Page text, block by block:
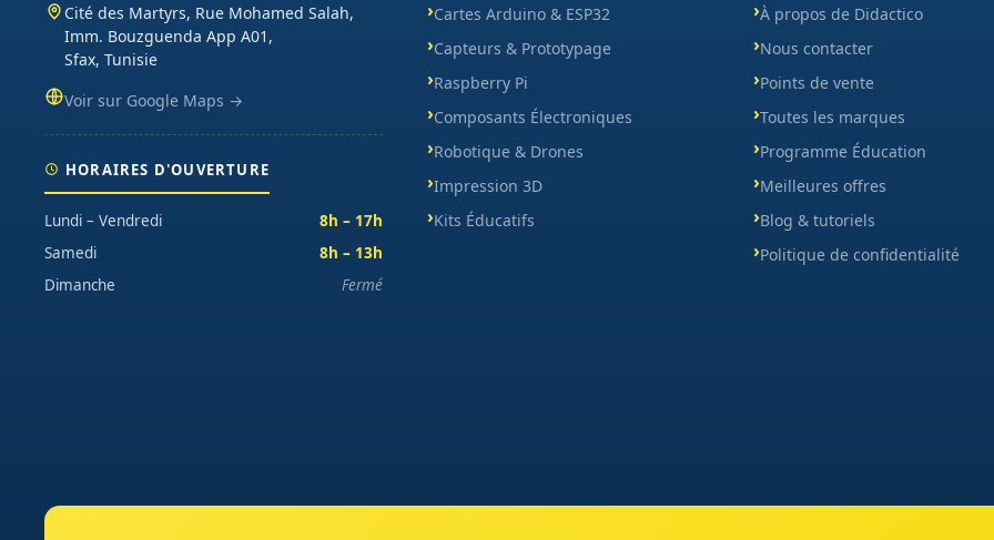
Cité des Martyrs, Rue Mohamed Salah,
Imm. Bouzguenda App A01,
Sfax, Tunisie
Voir sur Google Maps →
HORAIRES D'OUVERTURE
Lundi – Vendredi
8h – 17h
Samedi
8h – 13h
Dimanche
Fermé
Cartes Arduino & ESP32
Capteurs & Prototypage
Raspberry Pi
Composants Électroniques
Robotique & Drones
Impression 3D
Kits Éducatifs
À propos de Didactico
Nous contacter
Points de vente
Toutes les marques
Programme Éducation
Meilleures offres
Blog & tutoriels
Politique de confidentialité